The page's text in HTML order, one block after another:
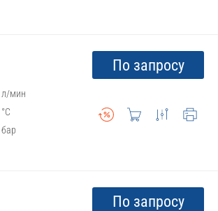
л/мин
°С
бар
По запросу
По запросу